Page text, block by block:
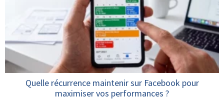
Quelle récurrence maintenir sur Facebook pour
maximiser vos performances ?